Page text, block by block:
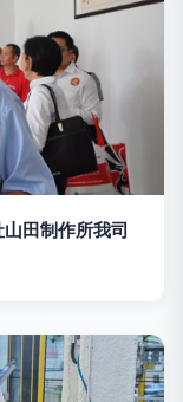
田制作所我司